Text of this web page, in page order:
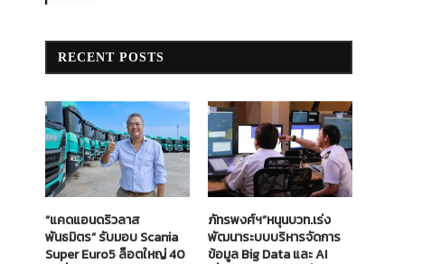
RECENT POSTS
“แคดแอนดริวลาส
พันธมิตร” รับมอบ Scania
Super Euro5 ล็อตใหญ่ 40
ภัทรพงศ์ฯ”หนุนบวท.เร่ง
พัฒนาระบบบริหารจัดการ
ข้อมูล Big Data และ AI